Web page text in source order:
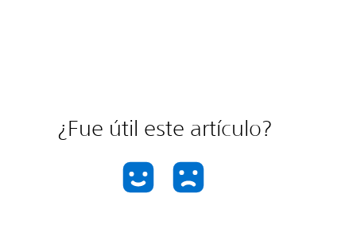
¿Fue útil este artículo?